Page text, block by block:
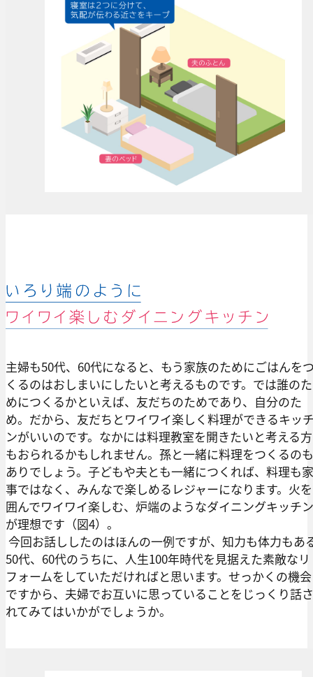
主婦も50代、60代になると、もう家族のためにごはんを
くるのはおしまいにしたいと考えるものです。では誰のた
めにつくるかといえば、友だちのためであり、自分のた
め。だから、友だちとワイワイ楽しく料理ができるキッ
ンがいいのです。なかには料理教室を開きたいと考える方
もおられるかもしれません。孫と一緒に料理をつくるのも
ありでしょう。子どもや夫とも一緒につくれば、料理も家
事ではなく、みんなで楽しめるレジャーになります。火を
囲んでワイワイ楽しむ、炉端のようなダイニングキッチン
が理想です（図4）。
今回お話ししたのはほんの一例ですが、知力も体力もあ
50代、60代のうちに、人生100年時代を見据えた素敵なリ
フォームをしていただければと思います。せっかくの機会
ですから、夫婦でお互いに思っていることをじっくり話さ
れてみてはいかがでしょうか。